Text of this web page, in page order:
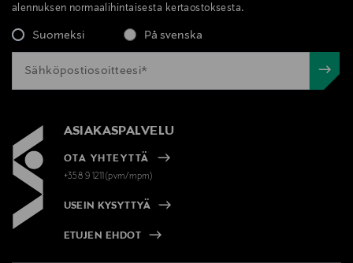
alennuksen normaalihintaisesta kertaostoksesta.
Suomeksi På svenska
ASIAKASPALVELU
OTA YHTEYTTÄ
+358 9 1211(pvm/mpm)
USEIN KYSYTTYÄ
ETUJEN EHDOT